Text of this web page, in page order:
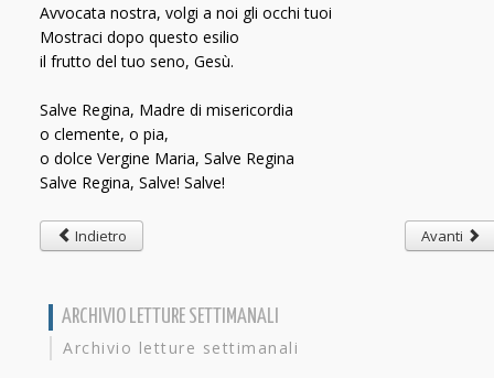
Avvocata nostra, volgi a noi gli occhi tuoi
Mostraci dopo questo esilio
il frutto del tuo seno, Gesù.
Salve Regina, Madre di misericordia
o clemente, o pia,
o dolce Vergine Maria, Salve Regina
Salve Regina, Salve! Salve!
Indietro Avanti
ARCHIVIO LETTURE SETTIMANALI
Archivio letture settimanali